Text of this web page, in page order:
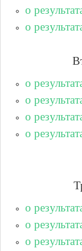
о
о
о
о
о
о
о
о
о